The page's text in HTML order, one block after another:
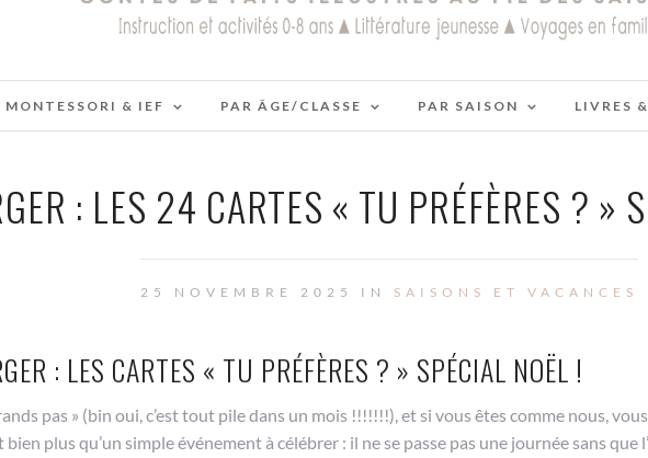
MONTESSORI & IEF PAR ÂGE/CLASSE PAR SAISON LIVRES
: LES 24 CARTES « TU PRÉFÈRES ? »
25 NOVEMBRE 2025 IN SAISONS ET VACANCES
: LES CARTES « TU PRÉFÈRES ? » SPÉCIAL NOËL !
pas » (bin oui, c’est tout pile dans un mois !!!!!!!), et si vous êtes comme nous,
plus qu’un simple événement à célébrer : il ne se passe pas une journée sans que